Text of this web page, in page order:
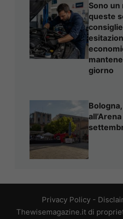
Sono un
queste
giorno
Privacy Policy-
Thewisemagazine.it di